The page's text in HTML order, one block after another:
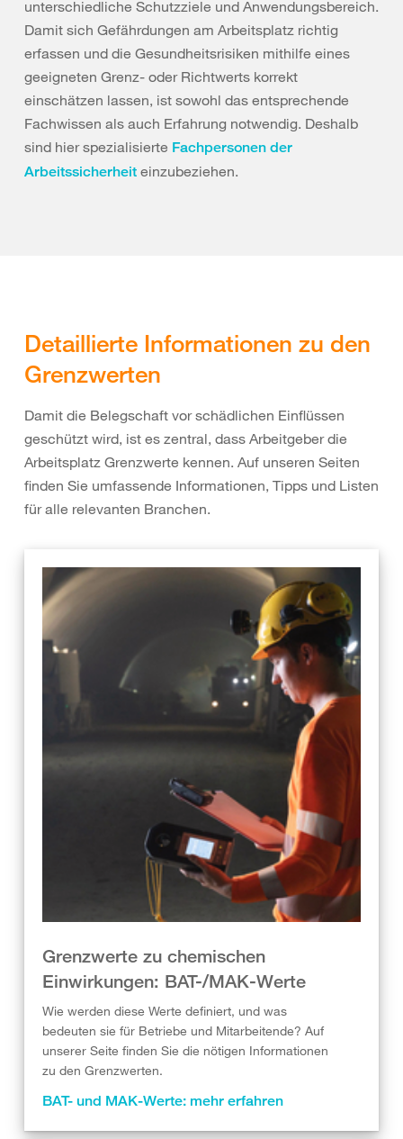
unterschiedliche Schutzziele und Anwendungsbereich.
Damit sich Gefährdungen am Arbeitsplatz richtig
erfassen und die Gesundheitsrisiken mithilfe eines
geeigneten Grenz- oder Richtwerts korrekt
einschätzen lassen, ist sowohl das entsprechende
Fachwissen als auch Erfahrung notwendig. Deshalb
sind hier spezialisierte Fachpersonen der
Arbeitssicherheit einzubeziehen.
Detaillierte Informationen zu den
Grenzwerten
Damit die Belegschaft vor schädlichen Einflüssen
geschützt wird, ist es zentral, dass Arbeitgeber die
Arbeitsplatz Grenzwerte kennen. Auf unseren Seiten
finden Sie umfassende Informationen, Tipps und Listen
für alle relevanten Branchen.
Grenzwerte zu chemischen
Einwirkungen: BAT-/MAK-Werte
Wie werden diese Werte definiert, und was
bedeuten sie für Betriebe und Mitarbeitende? Auf
unserer Seite finden Sie die nötigen Informationen
zu den Grenzwerten.
BAT- und MAK-Werte: mehr erfahren